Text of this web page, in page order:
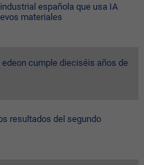
española que usa IA
materiales
cumple dieciséis años de
resultados del segundo